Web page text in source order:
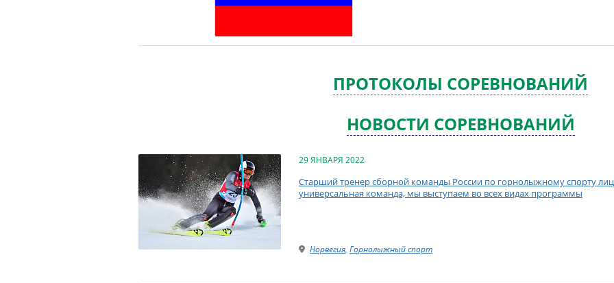
ПРОТОКОЛЫ СОРЕВНОВАНИЙ
НОВОСТИ СОРЕВНОВАНИЙ
29 ЯНВАРЯ 2022
Старший тренер сборной команды России по горнолыжному спорту
универсальная команда, мы выступаем во всех видах программы
Норвегия, Горнолыжный спорт